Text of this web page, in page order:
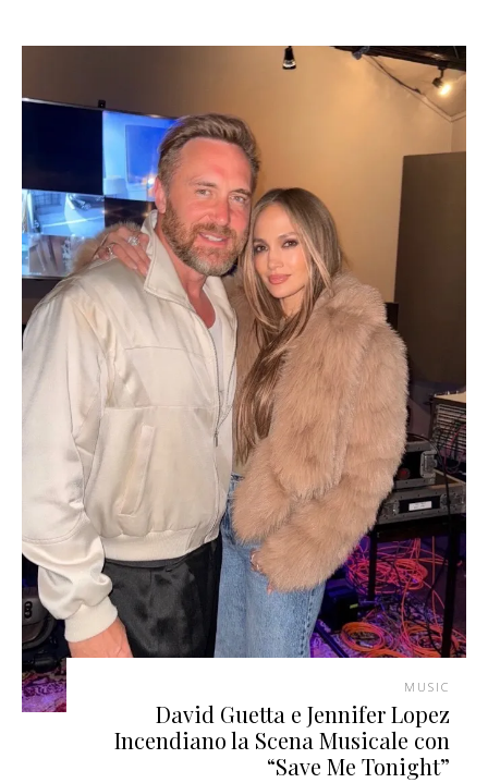
MUSIC
David Guetta e Jennifer Lopez
Incendiano la Scena Musicale con
“Save Me Tonight”